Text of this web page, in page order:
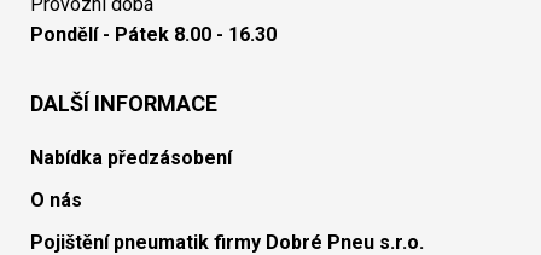
Pondělí - Pátek 8.00 - 16.30
DALŠÍ INFORMACE
Nabídka předzásobení
O nás
Pojištění pneumatik firmy Dobré Pneu s.r.o.